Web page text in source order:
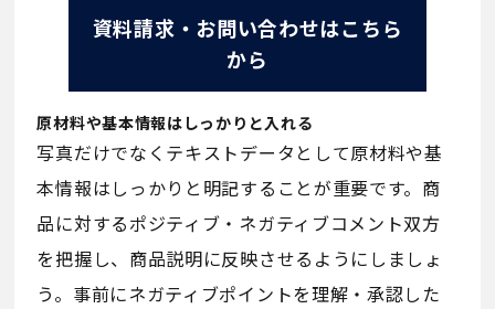
資料請求・お問い合わせはこちら
から
原材料や基本情報はしっかりと入れる
写真だけでなくテキストデータとして原材料や基
本情報はしっかりと明記することが重要です。商
品に対するポジティブ・ネガティブコメント双方
を把握し、商品説明に反映させるようにしましょ
う。事前にネガティブポイントを理解・承認した